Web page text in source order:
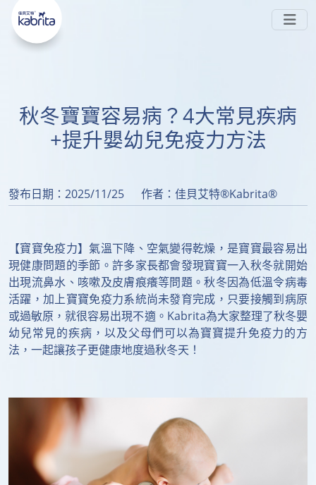
秋冬寶寶容易病？4大常見疾病
+提升嬰幼兒免疫力方法
發布日期：2025/11/25 作者：佳貝艾特®Kabrita®
【寶寶免疫力】氣溫下降、空氣變得乾燥，是寶寶最容易出
現健康問題的季節。許多家長都會發現寶寶一入秋冬就開始
出現流鼻水、咳嗽及皮膚痕癢等問題。秋冬因為低溫令病毒
活躍，加上寶寶免疫力系統尚未發育完成，只要接觸到病原
或過敏原，就很容易出現不適。Kabrita為大家整理了秋冬嬰
幼兒常見的疾病，以及父母們可以為寶寶提升免疫力的方
法，一起讓孩子更健康地度過秋冬天！
嘅 #Sn2
-PA ◊ 喺腸道中被消化，唔易形成難以被吸收
嘅鈣皂，可避免
#天然多
元營養
了解更多